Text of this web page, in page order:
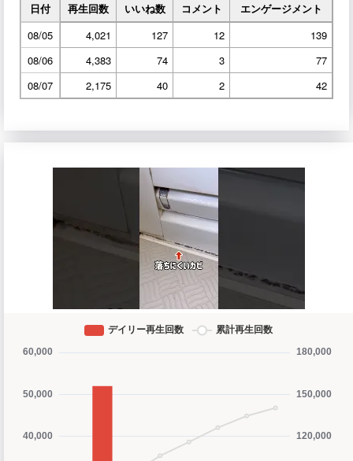
日付
再生回数 いいね数 コメント
エンゲージメント
08/05
4,021 127 12
139
08/06
4,383 74 3
77
08/07
2,175 40 2 42